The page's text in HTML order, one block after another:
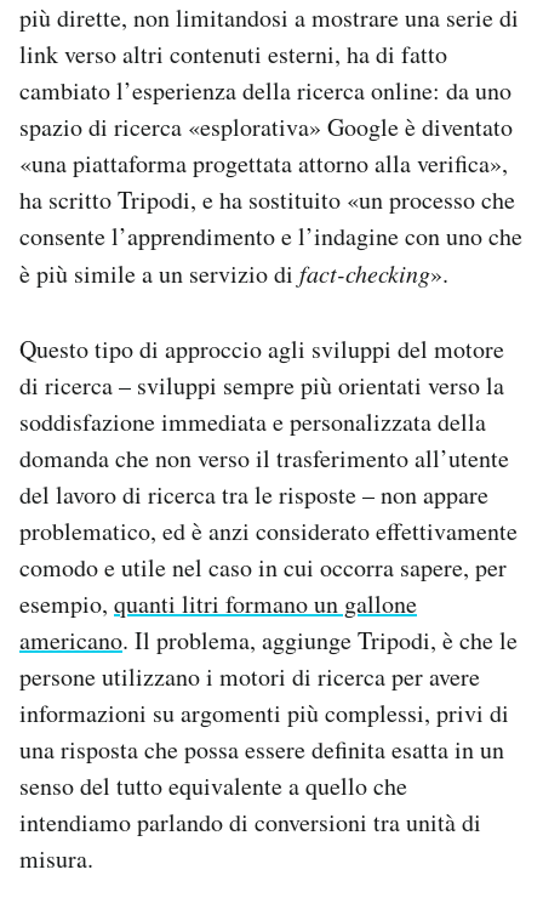
più dirette, non limitandosi a mostrare una serie di
link verso altri contenuti esterni, ha di fatto
cambiato l’esperienza della ricerca online: da uno
spazio di ricerca «esplorativa» Google è diventato
«una piattaforma progettata attorno alla verifica»,
ha scritto Tripodi, e ha sostituito «un processo che
consente l’apprendimento e l’indagine con uno che
è più simile a un servizio di fact-checking».
Questo tipo di approccio agli sviluppi del motore
di ricerca – sviluppi sempre più orientati verso la
soddisfazione immediata e personalizzata della
domanda che non verso il trasferimento all’utente
del lavoro di ricerca tra le risposte – non appare
problematico, ed è anzi considerato effettivamente
comodo e utile nel caso in cui occorra sapere, per
esempio, quanti litri formano un gallone
americano. Il problema, aggiunge Tripodi, è che le
persone utilizzano i motori di ricerca per avere
informazioni su argomenti più complessi, privi di
una risposta che possa essere definita esatta in un
senso del tutto equivalente a quello che
intendiamo parlando di conversioni tra unità di
misura.